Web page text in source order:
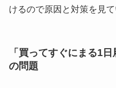
けるので原因と対策を見て
「買ってすぐにまる1
の問題